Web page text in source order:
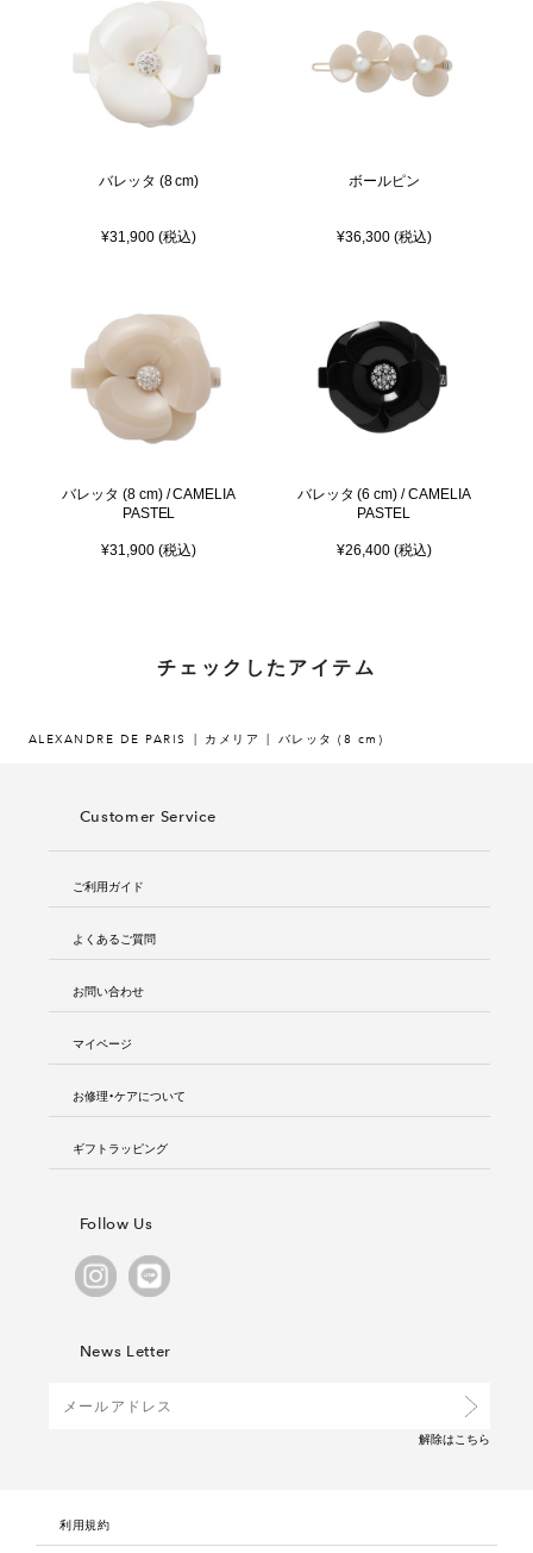
バレッタ (8 cm)
¥31,900 (税込)
ボールピン
¥36,300 (税込)
バレッタ (8 cm) / CAMELIA
PASTEL
¥31,900 (税込)
バレッタ (6 cm) / CAMELIA
PASTEL
¥26,400 (税込)
チェックしたアイテム
ALEXANDRE DE PARIS カメリア バレッタ (8 cm)
Customer Service
ご利用ガイド
よくあるご質問
お問い合わせ
マイページ
お修理・ケアについて
ギフトラッピング
Follow Us
News Letter
解除は こちら
利用規約